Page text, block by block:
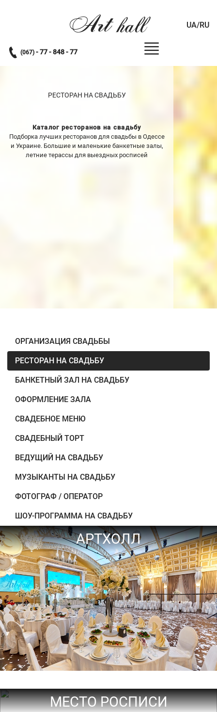
Arthall
(067) - 77 - 848 - 77
UA/RU
РЕСТОРАН НА СВАДЬБУ
Каталог ресторанов на свадьбу
Подборка лучших ресторанов для свадьбы в Одессе
и Украине. Большие и маленькие банкетные залы,
летние терассы для выездных росписей
ОРГАНИЗАЦИЯ СВАДЬБЫ
РЕСТОРАН НА СВАДЬБУ
БАНКЕТНЫЙ ЗАЛ НА СВАДЬБУ
ОФОРМЛЕНИЕ ЗАЛА
СВАДЕБНОЕ МЕНЮ
СВАДЕБНЫЙ ТОРТ
ВЕДУЩИЙ НА СВАДЬБУ
МУЗЫКАНТЫ НА СВАДЬБУ
ФОТОГРАФ / ОПЕРАТОР
ШОУ-ПРОГРАММА НА СВАДЬБУ
АРТХОЛЛ
МЕСТО РОСПИСИ